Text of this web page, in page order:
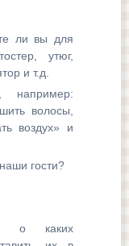
ли вы для
утюг,
и т.д.
например:
волосы,
воздух» и
гости?
о каких